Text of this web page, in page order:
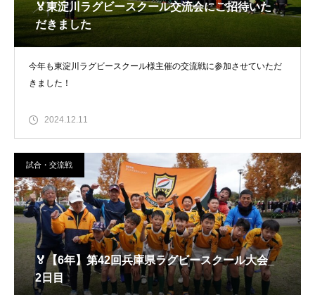
🏅東淀川ラグビースクール交流会にご招待いた
だきました
今年も東淀川ラグビースクール様主催の交流戦に参加させていただ
きました！
2024.12.11
試合・交流戦
🏅【6年】第42回兵庫県ラグビースクール大会_
2日目